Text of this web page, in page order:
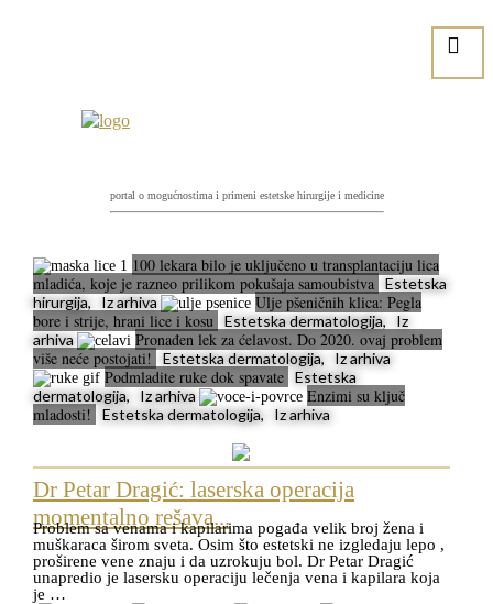
portal o mogućnostima i primeni estetske hirurgije i medicine
100 lekara bilo je uključeno u transplantaciju lica
mladića, koje je razneo prilikom pokušaja samoubistva Estetska
hirurgija, Iz arhiva
Ulje pšeničnih klica: Pegla
bore i strije, hrani lice i kosu Estetska dermatologija, Iz
arhiva
Pronađen lek za ćelavost. Do 2020. ovaj problem
više neće postojati!
Estetska dermatologija, Iz arhiva
Podmladite ruke dok spavate Estetska
dermatologija, Iz arhiva
Enzimi su ključ
mladosti!
Estetska dermatologija, Iz arhiva
Dr Petar Dragić: laserska operacija
momentalno rešava...
Problem sa venama i kapilarima pogađa velik broj žena i
muškaraca širom sveta. Osim što estetski ne izgledaju lepo ,
proširene vene znaju i da uzrokuju bol. Dr Petar Dragić
unapredio je lasersku operaciju lečenja vena i kapilara koja
je …